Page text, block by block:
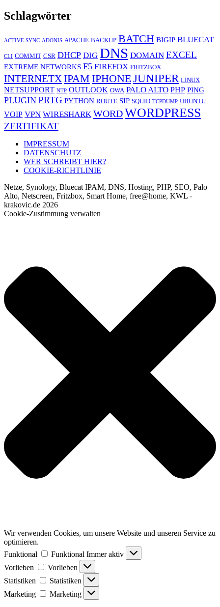
Schlagwörter
ACTIVE SYNC ADONIS APACHE BACKUP BATCH BIGIP BLUECAT
CLI COMMIT CSR DHCP DIG DNS DOMAIN EXCEL
EXTREME NETWORKS F5 FIREFOX FRITZBOX
INTERNETXIPAM IPHONEJUNIPER LINUX
NETSUPPORT NTP OUTLOOK OWA PALO ALTO PHP PING
PLUGIN PRTG PYTHON ROUTE SIP SQUID TCPDUMP UBUNTU
VOIP VPN WIRESHARK WORDWORDPRESS
ZERTIFIKAT
IMPRESSUM
DATENSCHUTZ
WER SCHREIBT HIER?
COOKIE-RICHTLINIE
Netze, Synology, Bluecat IPAM, DNS, Hosting, PHP, SEO, Palo
Alto, Netscreen, Fritzbox, Smart Home, free@home, KWL -
krakovic.de 2026
Cookie-Zustimmung verwalten
Wir verwenden Cookies, um unsere Website und unseren Service zu
optimieren.
Funktional
Funktional Immer aktiv
Vorlieben
Vorlieben
Statistiken
Statistiken
Marketing
Marketing